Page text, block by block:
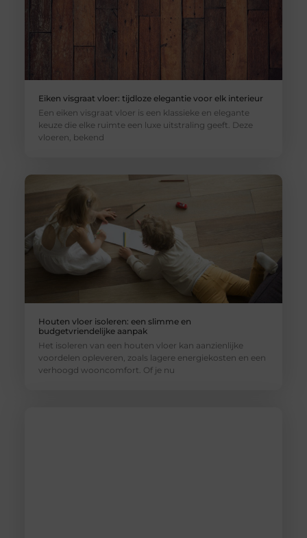
Eiken visgraat vloer: tijdloze elegantie voor elk interieur
Een eiken visgraat vloer is een klassieke en elegante
keuze die elke ruimte een luxe uitstraling geeft. Deze
vloeren, bekend
Houten vloer isoleren: een slimme en
budgetvriendelijke aanpak
Het isoleren van een houten vloer kan aanzienlijke
voordelen opleveren, zoals lagere energiekosten en een
verhoogd wooncomfort. Of je nu